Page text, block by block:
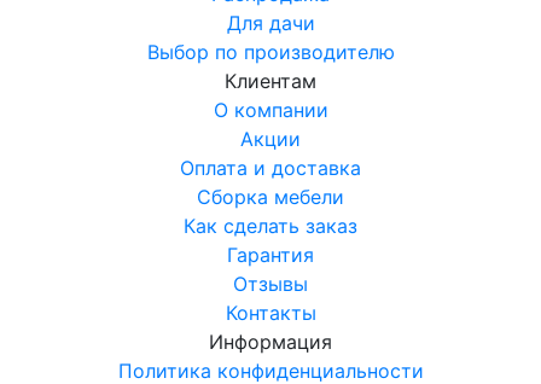
Для дачи
Выбор по производителю
Клиентам
О компании
Акции
Оплата и доставка
Сборка мебели
Как сделать заказ
Гарантия
Отзывы
Контакты
Информация
Политика конфиденциальности